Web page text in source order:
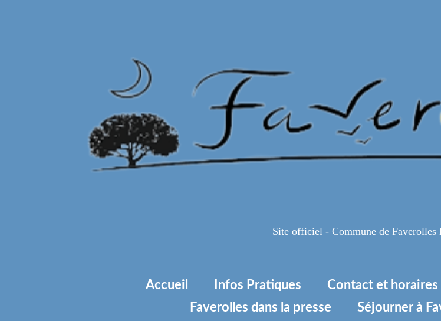
Site officiel - Commune de Faverolles
Accueil Infos Pratiques Contact et horaires
Faverolles dans la presse
Séjourner à